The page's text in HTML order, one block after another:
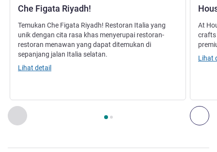
Sebelumnya - Restoran
Halaman , Restoran 1 : Che Figata Riyadh! ,
Che Figata Riyadh!
Temukan Che Figata Riyadh! Restoran Italia yang
unik dengan cita rasa khas menyerupai restoran-
restoran menawan yang dapat ditemukan di
sepanjang jalan Italia selatan.
Lihat detail
At
crafts
Lihat